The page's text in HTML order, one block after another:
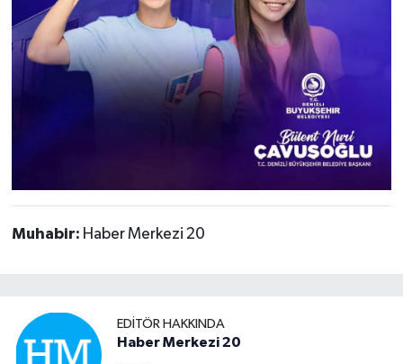
Muhabir: Haber Merkezi 20
EDITÖR HAKKINDA
Haber Merkezi 20